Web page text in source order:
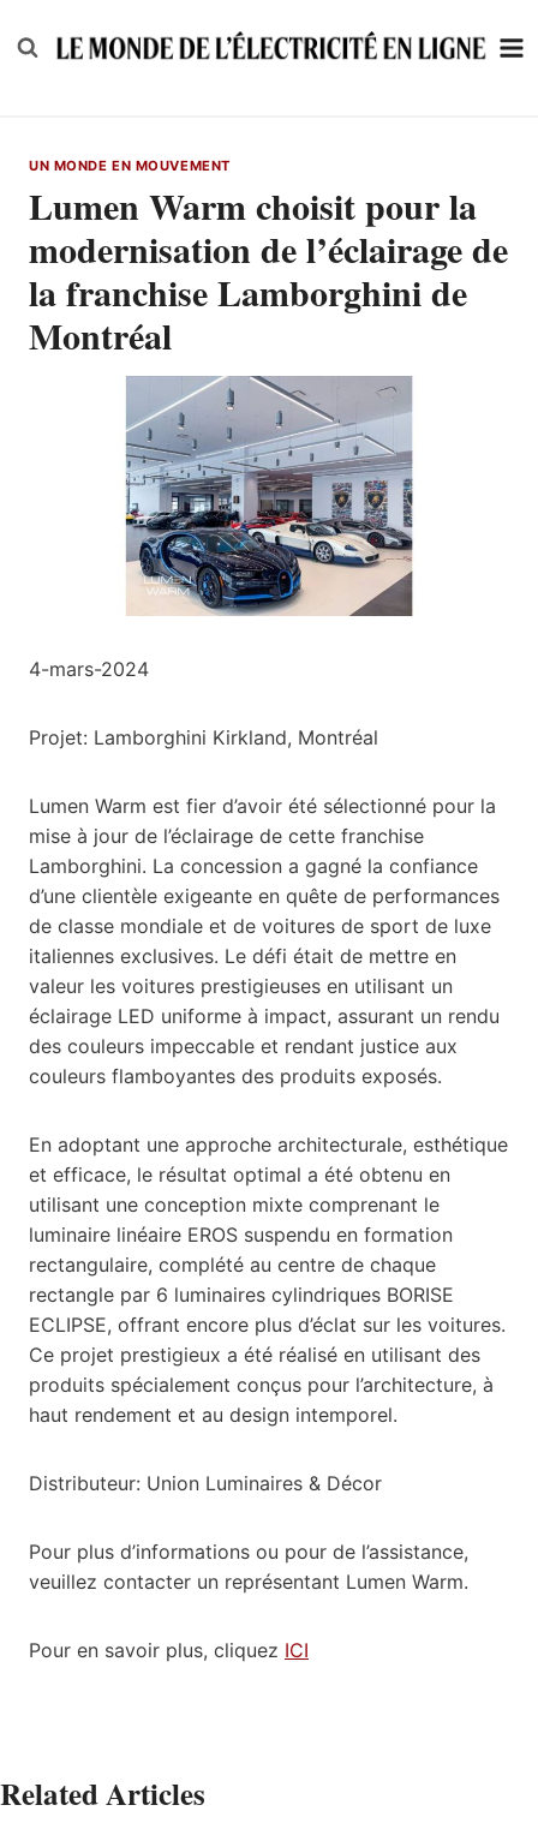
to
UN MONDE EN MOUVEMENT
Lumen Warm choisit pour la
modernisation de l’éclairage de
la franchise Lamborghini de
Montréal
4-mars-2024
Projet: Lamborghini Kirkland, Montréal
Lumen Warm est fier d’avoir été sélectionné pour la
mise à jour de l’éclairage de cette franchise
Lamborghini. La concession a gagné la confiance
d’une clientèle exigeante en quête de performances
de classe mondiale et de voitures de sport de luxe
italiennes exclusives. Le défi était de mettre en
valeur les voitures prestigieuses en utilisant un
éclairage LED uniforme à impact, assurant un rendu
des couleurs impeccable et rendant justice aux
couleurs flamboyantes des produits exposés.
En adoptant une approche architecturale, esthétique
et efficace, le résultat optimal a été obtenu en
utilisant une conception mixte comprenant le
luminaire linéaire EROS suspendu en formation
rectangulaire, complété au centre de chaque
rectangle par 6 luminaires cylindriques BORISE
ECLIPSE, offrant encore plus d’éclat sur les voitures.
Ce projet prestigieux a été réalisé en utilisant des
produits spécialement conçus pour l’architecture, à
haut rendement et au design intemporel.
Distributeur: Union Luminaires & Décor
Pour plus d’informations ou pour de l’assistance,
veuillez contacter un représentant Lumen Warm.
Pour en savoir plus, cliquez ICI
Related Articles